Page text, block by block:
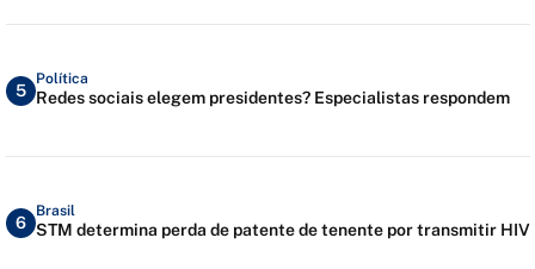
5
Política
Redes sociais elegem presidentes? Especialistas respondem
6
Brasil
STM determina perda de patente de tenente por transmitir HIV